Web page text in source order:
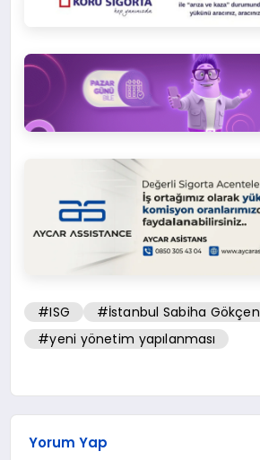
#ISG
#İstanbul Sabiha Gökçen
#yeni yönetim yapılanması
Yorum Yap